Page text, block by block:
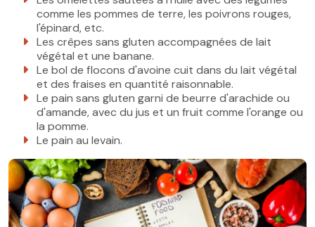
comme les pommes de terre, les poivrons rouges,
l'épinard, etc.
Les crêpes sans gluten accompagnées de lait
végétal et une banane.
Le bol de flocons d'avoine cuit dans du lait végétal
et des fraises en quantité raisonnable.
Le pain sans gluten garni de beurre d'arachide ou
d'amande, avec du jus et un fruit comme l'orange ou
la pomme.
Le pain au levain.